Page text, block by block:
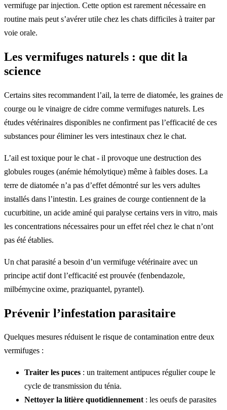
vermifuge par injection. Cette option est rarement nécessaire en
routine mais peut s’avérer utile chez les chats difficiles à traiter par
voie orale.
Les vermifuges naturels : que dit la
science
Certains sites recommandent l’ail, la terre de diatomée, les graines de
courge ou le vinaigre de cidre comme vermifuges naturels. Les
études vétérinaires disponibles ne confirment pas l’efficacité de ces
substances pour éliminer les vers intestinaux chez le chat.
L’ail est toxique pour le chat - il provoque une destruction des
globules rouges (anémie hémolytique) même à faibles doses. La
terre de diatomée n’a pas d’effet démontré sur les vers adultes
installés dans l’intestin. Les graines de courge contiennent de la
cucurbitine, un acide aminé qui paralyse certains vers in vitro, mais
les concentrations nécessaires pour un effet réel chez le chat n’ont
pas été établies.
Un chat parasité a besoin d’un vermifuge vétérinaire avec un
principe actif dont l’efficacité est prouvée (fenbendazole,
milbémycine oxime, praziquantel, pyrantel).
Prévenir l’infestation parasitaire
Quelques mesures réduisent le risque de contamination entre deux
vermifuges :
Traiter les puces : un traitement antipuces régulier coupe le
cycle de transmission du ténia.
Nettoyer la litière quotidiennement: les oeufs de parasites